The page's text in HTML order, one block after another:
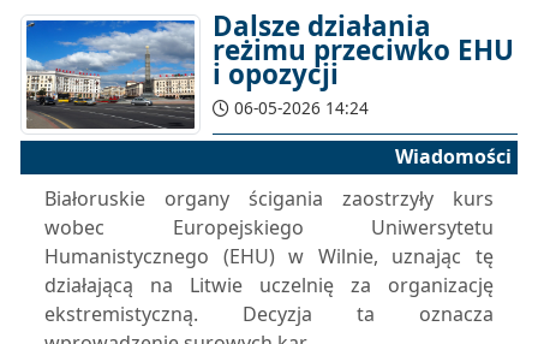
Dalsze działania
reżimu przeciwko EHU
i opozycji
06-05-2026 14:24
Wiadomości
Białoruskie organy ścigania zaostrzyły kurs
wobec Europejskiego Uniwersytetu
Humanistycznego (EHU) w Wilnie, uznając tę
działającą na Litwie uczelnię za organizację
ekstremistyczną. Decyzja ta oznacza